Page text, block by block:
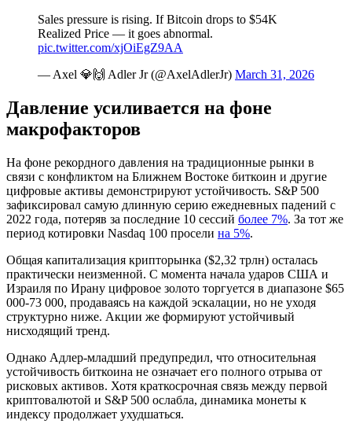
Sales pressure is rising. If Bitcoin drops to $54K
Realized Price — it goes abnormal.
pic.twitter.com/xjOiEgZ9AA
— Axel 💎🙌 Adler Jr (@AxelAdlerJr) March 31, 2026
Давление усиливается на фоне
макрофакторов
На фоне рекордного давления на традиционные рынки в
связи с конфликтом на Ближнем Востоке биткоин и другие
цифровые активы демонстрируют устойчивость. S&P 500
зафиксировал самую длинную серию ежедневных падений с
2022 года, потеряв за последние 10 сессий более 7%. За тот же
период котировки Nasdaq 100 просели на 5%.
Общая капитализация крипторынка ($2,32 трлн) осталась
практически неизменной. С момента начала ударов США и
Израиля по Ирану цифровое золото торгуется в диапазоне $65
000-73 000, продаваясь на каждой эскалации, но не уходя
структурно ниже. Акции же формируют устойчивый
нисходящий тренд.
Однако Адлер-младший предупредил, что относительная
устойчивость биткоина не означает его полного отрыва от
рисковых активов. Хотя краткосрочная связь между первой
криптовалютой и S&P 500 ослабла, динамика монеты к
индексу продолжает ухудшаться.